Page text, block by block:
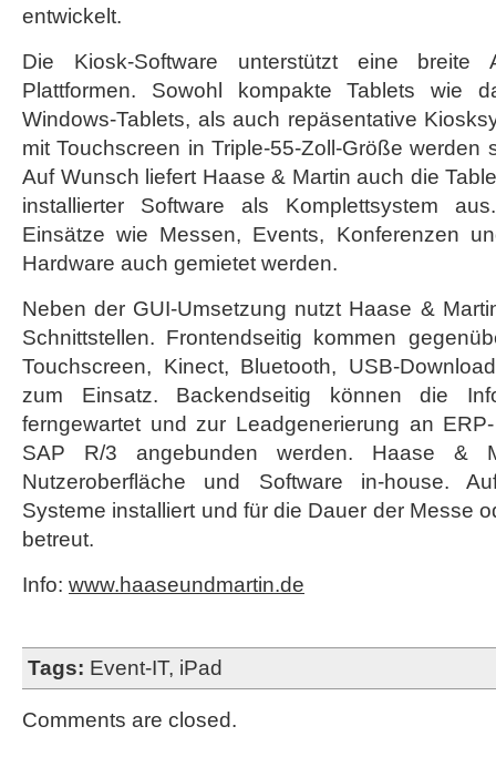
entwickelt.
Die Kiosk-Software unterstützt eine breite
Plattformen. Sowohl kompakte Tablets wie
Windows-Tablets, als auch repäsentative
mit Touchscreen in Triple-55-Zoll-Größe werden
Auf Wunsch liefert Haase & Martin auch die
installierter Software als Komplettsystem
Einsätze wie Messen, Events, Konferenzen
Hardware auch gemietet werden.
Neben der GUI-Umsetzung nutzt Haase &
Schnittstellen. Frontendseitig kommen
Touchscreen, Kinect, Bluetooth, USB-
zum Einsatz. Backendseitig können die
ferngewartet und zur Leadgenerierung an
SAP R/3 angebunden werden. Haase &
Nutzeroberfläche und Software in-house.
Systeme installiert und für die Dauer der Messe
betreut.
Info: www.haaseundmartin.de
Tags: Event-IT, iPad
Comments are closed.